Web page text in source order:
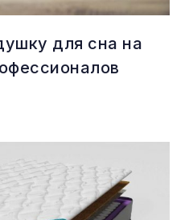
для сна на